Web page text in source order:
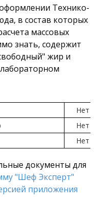
Технико-
в состав которых
массовых
знать, содержит
жир и
Нет
Нет
Нет
документы для
"Шеф Эксперт"
приложения